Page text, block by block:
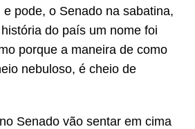
pode, o Senado na sabatina,
do país um nome foi
porque a maneira de como
nebuloso, é cheio de
Senado vão sentar em cima